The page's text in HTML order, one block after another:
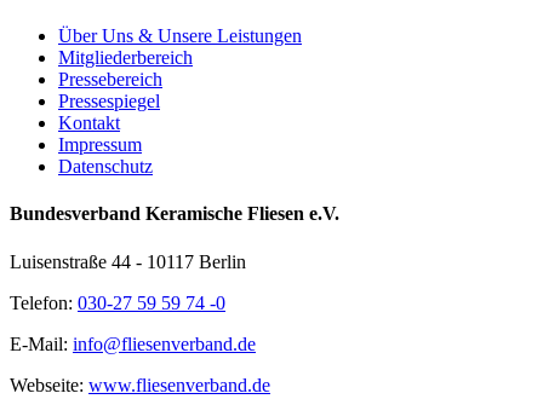
Über Uns & Unsere Leistungen
Mitgliederbereich
Pressebereich
Pressespiegel
Kontakt
Impressum
Datenschutz
Bundesverband Keramische Fliesen e.V.
Luisenstraße 44 - 10117 Berlin
Telefon: 030-27 59 59 74 -0
E-Mail: info@fliesenverband.de
Webseite: www.fliesenverband.de